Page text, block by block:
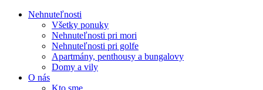
Nehnuteľnosti
Všetky ponuky
Nehnuteľnosti pri mori
Nehnuteľnosti pri golfe
Apartmány, penthousy a bungalovy
Domy a vily
O nás
Kto sme